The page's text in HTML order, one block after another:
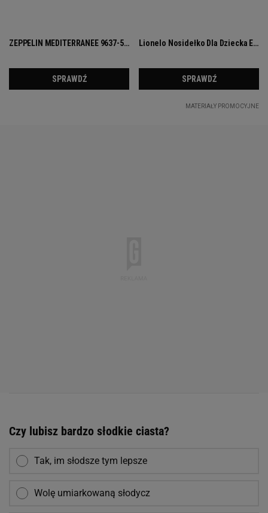
Czy lubisz bardzo słodkie ciasta?
Tak, im słodsze tym lepsze
Wolę umiarkowaną słodycz